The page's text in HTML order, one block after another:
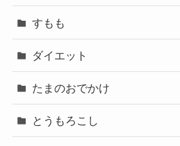
すもも
ダイエット
たまのおでかけ
とうもろこし